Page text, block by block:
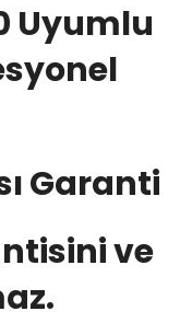
Uyumlu
Garanti
ve